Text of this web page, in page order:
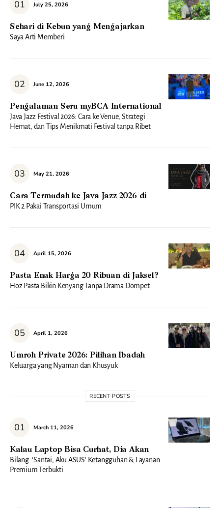
July 25, 2026
Sehari di Kebun yang Mengajarkan
Saya Arti Memberi
June 12, 2026
Pengalaman Seru myBCA International
Java Jazz Festival 2026: Cara ke Venue, Strategi
Hemat, dan Tips Menikmati Festival tanpa Ribet
May 21, 2026
Cara Termudah ke Java Jazz 2026 di
PIK 2 Pakai Transportasi Umum
April 15, 2026
Pasta Enak Harga 20 Ribuan di Jaksel?
Hoz Pasta Bikin Kenyang Tanpa Drama Dompet
April 1, 2026
Umroh Private 2026: Pilihan Ibadah
Keluarga yang Nyaman dan Khusyuk
RECENT POSTS
March 11, 2026
Kalau Laptop Bisa Curhat, Dia Akan
Bilang: ‘Santai, Aku ASUS’ Ketangguhan & Layanan
Premium Terbukti